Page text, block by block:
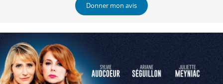
Donner mon avis